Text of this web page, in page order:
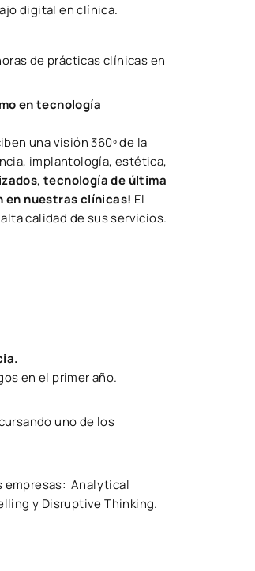
digital en clínica.
de prácticas clínicas en
en tecnología
una visión 360º de la
implantología, estética,
,tecnología de última
en nuestras clínicas! El
calidad de sus servicios.
en el primer año.
uno de los
empresas: Analytical
y Disruptive Thinking.